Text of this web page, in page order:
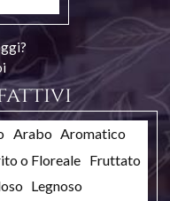
Arabo Aromatico
o Floreale Fruttato
Legnoso